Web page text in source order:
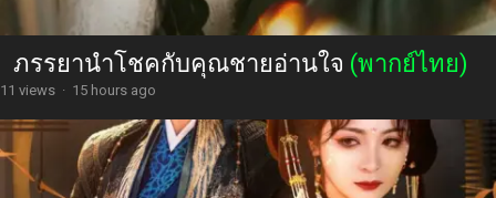
ภรรยานำโชคกับคุณชายอ่านใจ (พากย์ไทย)
11 views · 15 hours ago